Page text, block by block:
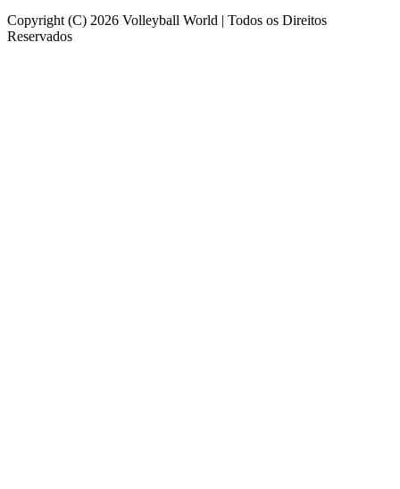
Copyright (C) 2026 Volleyball World | Todos os Direitos
Reservados